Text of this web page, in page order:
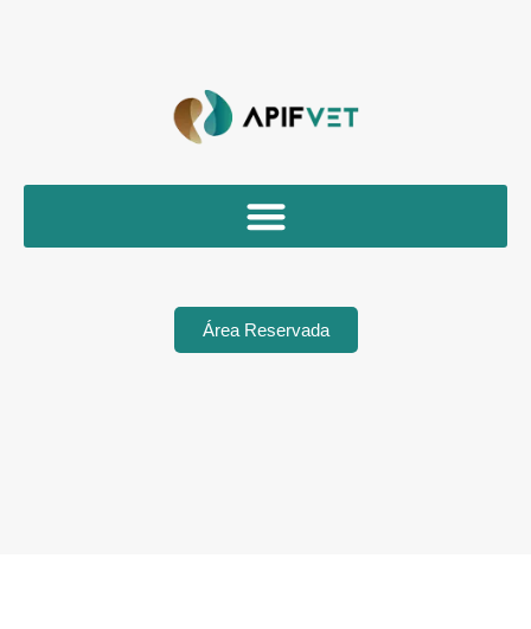
Área Reservada